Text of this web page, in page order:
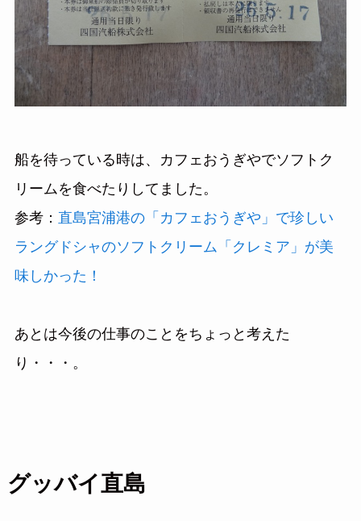
船を待っている時は、カフェおうぎやでソフトク
リームを食べたりしてました。
参考：
直島宮浦港の「カフェおうぎや」で珍しい
ラングドシャのソフトクリーム「クレミア」が美
味しかった！
あとは今後の仕事のことをちょっと考えた
り・・・。
グッバイ直島